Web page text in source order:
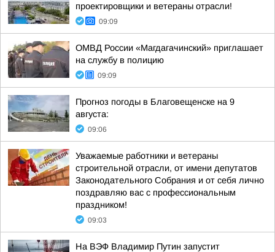
проектировщики и ветераны отрасли!
09:09
ОМВД России «Магдагачинский» приглашает
на службу в полицию
09:09
Прогноз погоды в Благовещенске на 9
августа:
09:06
Уважаемые работники и ветераны
строительной отрасли, от имени депутатов
Законодательного Собрания и от себя лично
поздравляю вас с профессиональным
праздником!
09:03
На ВЭФ Владимир Путин запустит